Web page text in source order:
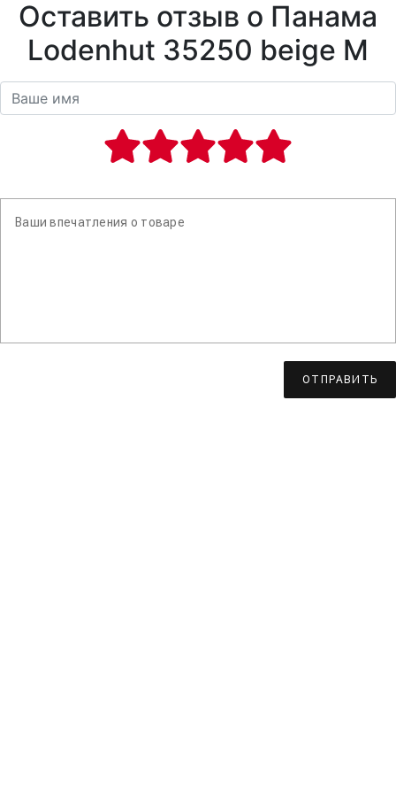
Оставить отзыв о Панама
Lodenhut 35250 beige M
ОТПРАВИТЬ